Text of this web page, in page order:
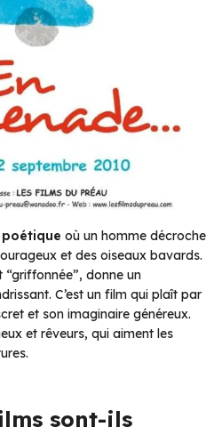
où un homme décroche
et des oiseaux bavards.
“griffonnée”, donne un
C’est un film qui plaît par
et son imaginaire généreux.
et rêveurs, qui aiment les
sont-ils